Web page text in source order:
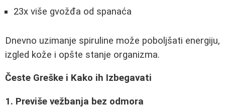
23x više gvožđa od spanaća
Dnevno uzimanje spiruline može poboljšati energiju,
izgled kože i opšte stanje organizma.
Česte Greške i Kako ih Izbegavati
1. Previše vežbanja bez odmora